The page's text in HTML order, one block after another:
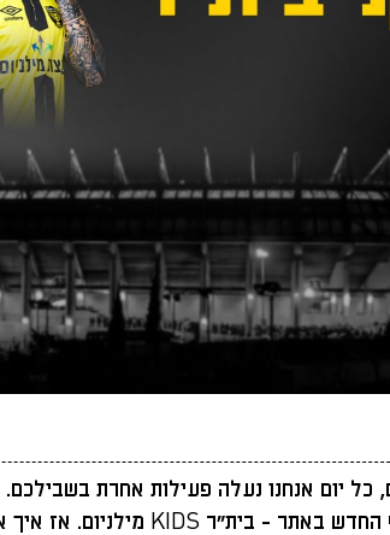
כל יום אנחנו נעלה פעילות אחרת בשבילכם.